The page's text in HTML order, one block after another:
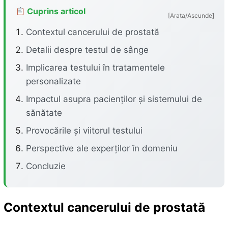
Cuprins articol [Arata/Ascunde]
Contextul cancerului de prostată
Detalii despre testul de sânge
Implicarea testului în tratamentele
personalizate
Impactul asupra pacienților și sistemului de
sănătate
Provocările și viitorul testului
Perspective ale experților în domeniu
Concluzie
Contextul cancerului de prostată